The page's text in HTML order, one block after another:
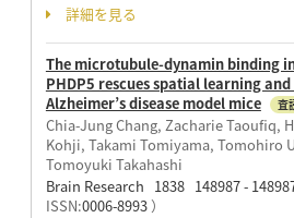
詳細を見る
The microtubule-dynamin binding
PHDP5 rescues spatial learning
Alzheimer’s disease model mice
査
Chia-Jung Chang, Zacharie Taoufiq,
Kohji, Takami Tomiyama, Tomohiro
Tomoyuki Takahashi
Brain Research 1838 148987 -
ISSN:0006-8993）